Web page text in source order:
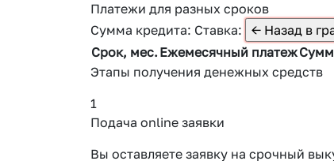
Платежи для разных сроков
Сумма кредита: Ставка:
Срок, мес.Ежемесячный платеж
Этапы получения денежных средств
1
Подача online заявки
Вы оставляете заявку на срочный